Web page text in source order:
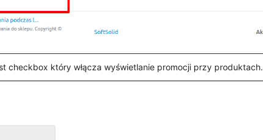
checkbox który włącza wyświetlanie promocji przy produktach.